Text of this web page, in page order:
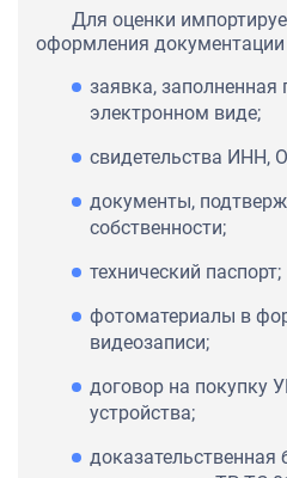
Для оценки
оформления документации
заявка,
электронном виде;
свидетельства ИНН,
документы,
собственности;
технический паспорт;
фотоматериалы в
видеозаписи;
договор на покупку
устройства;
доказательственная